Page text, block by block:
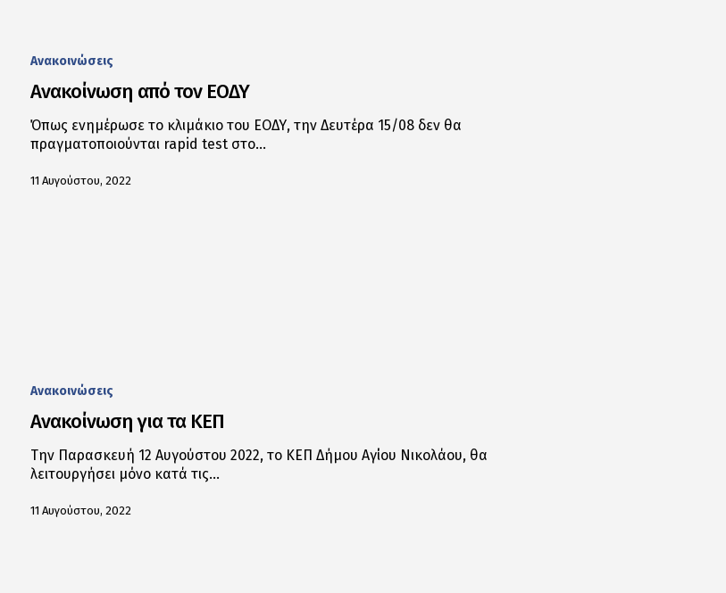
Ανακοινώσεις
Ανακοίνωση από τον ΕΟΔΥ
Όπως ενημέρωσε το κλιμάκιο του ΕΟΔΥ, την Δευτέρα 15/08 δεν θα
πραγματοποιούνται rapid test στο…
11 Αυγούστου, 2022
Ανακοινώσεις
Ανακοίνωση για τα ΚΕΠ
Την Παρασκευή 12 Αυγούστου 2022, το ΚΕΠ Δήμου Αγίου Νικολάου, θα
λειτουργήσει μόνο κατά τις…
11 Αυγούστου, 2022